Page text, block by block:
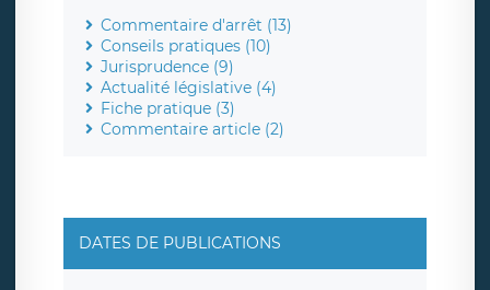
Commentaire d'arrêt (13)
Conseils pratiques (10)
Jurisprudence (9)
Actualité législative (4)
Fiche pratique (3)
Commentaire article (2)
DATES DE PUBLICATIONS